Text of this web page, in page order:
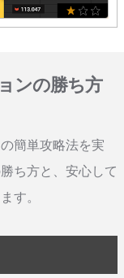
ンの勝ち方
簡単攻略法を実
ち方と、安心して
す。